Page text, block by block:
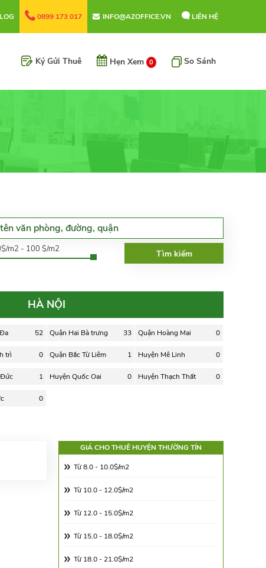
0899 173 017 INFO@AZOFFICE.VN LIÊN HỆ
Ký Gửi Thuê Hẹn Xem 0 So Sánh
m2 - 100 $/m2
HÀ NỘI
52 Quận Hai Bà trưng 33 Quận Hoàng Mai 0
trì 0 Quận Bắc Từ Liêm 1 Huyện Mê Linh 0
1 Huyện Quốc Oai 0 Huyện Thạch Thất 0
0
GIÁ CHO THUÊ HUYỆN THƯỜNG TÍN
Từ 8.0 - 10.0$/m2
Từ 10.0 - 12.0$/m2
Từ 12.0 - 15.0$/m2
Từ 15.0 - 18.0$/m2
Từ 18.0 - 21.0$/m2